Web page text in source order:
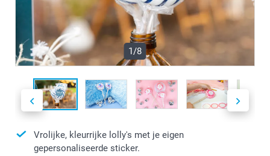
1/8
Vrolijke, kleurrijke lolly's met je eigen
gepersonaliseerde sticker.